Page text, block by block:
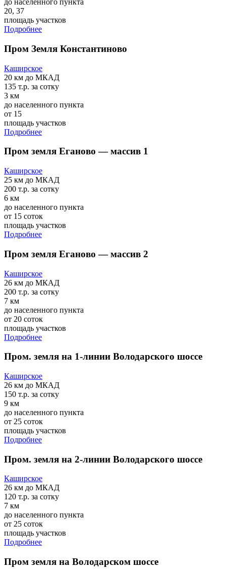
до населенного пункта
20, 37
площадь участков
Подробнее
Пром Земля Константиново
Каширское
20 км до МКАД
135 т.р. за сотку
3 км
до населенного пункта
от 15
площадь участков
Подробнее
Пром земля Еганово — массив 1
Каширское
25 км до МКАД
200 т.р. за сотку
6 км
до населенного пункта
от 15 соток
площадь участков
Подробнее
Пром земля Еганово — массив 2
Каширское
26 км до МКАД
200 т.р. за сотку
7 км
до населенного пункта
от 20 соток
площадь участков
Подробнее
Пром. земля на 1-линии Володарского шоссе
Каширское
26 км до МКАД
150 т.р. за сотку
9 км
до населенного пункта
от 25 соток
площадь участков
Подробнее
Пром. земля на 2-линии Володарского шоссе
Каширское
26 км до МКАД
120 т.р. за сотку
7 км
до населенного пункта
от 25 соток
площадь участков
Подробнее
Пром земля на Володарском шоссе